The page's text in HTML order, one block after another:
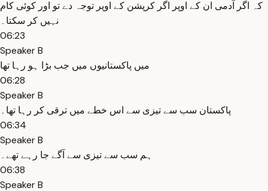
کہ اگر آدمی ان کے اوپر اگر کرپشن کے اوپر توجہ دے تو اور کوئی کام
نہیں کر سکتا۔
06:23
Speaker B
میں پاکستانیوں میں جب بڑا ہو رہا تھا
06:28
Speaker B
پاکستان سب سے تیزی سے اس خطے میں ترقی کر رہا تھا۔
06:34
Speaker B
ہم سب سے تیزی سے آگے جا رہے تھے۔
06:38
Speaker B